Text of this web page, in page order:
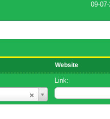
09-
Website
Link: